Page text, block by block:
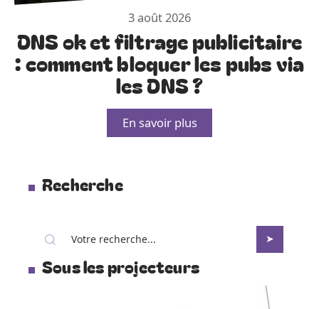
3 août 2026
DNS ok et filtrage publicitaire
: comment bloquer les pubs via
les DNS ?
En savoir plus
Recherche
Sous les projecteurs